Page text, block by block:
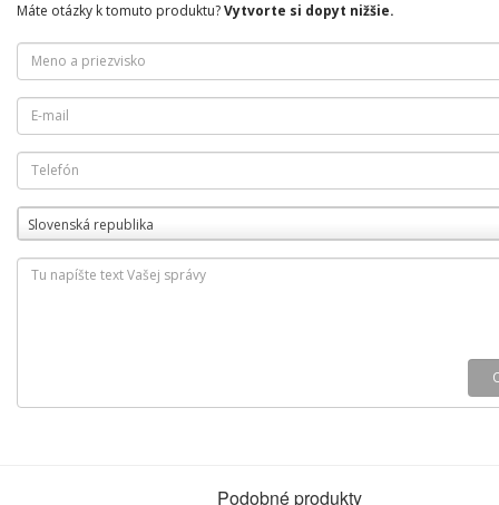
Máte otázky k tomuto produktu?Vytvorte si dopyt nižšie.
Slovenská republika
Podobné produkty